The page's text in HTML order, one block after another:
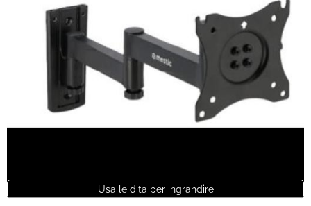
Nautica
Offerte Del mese
Fineserie e Occasioni
La nostra Officina
Usa le dita per ingrandire